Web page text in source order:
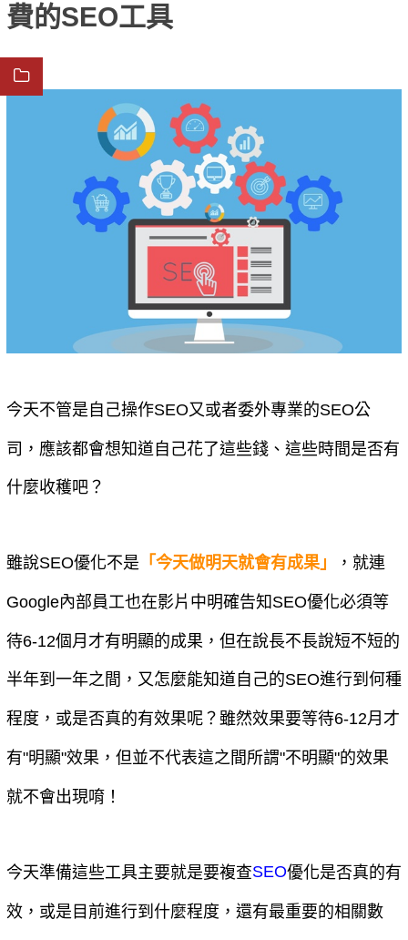
費的SEO工具
今天不管是自己操作SEO又或者委外專業的SEO公
司，應該都會想知道自己花了這些錢、這些時間是否有
什麼收穫吧？
雖說SEO優化不是 「今天做明天就會有成果」 ，就連
Google內部員工也在影片中明確告知SEO優化必須等
待6-12個月才有明顯的成果，但在說長不長說短不短的
半年到一年之間，又怎麼能知道自己的SEO進行到何種
程度，或是否真的有效果呢？雖然效果要等待6-12月才
有"明顯"效果，但並不代表這之間所謂"不明顯"的效果
就不會出現唷！
今天準備這些工具主要就是要複查SEO優化是否真的有
效，或是目前進行到什麼程度，還有最重要的相關數